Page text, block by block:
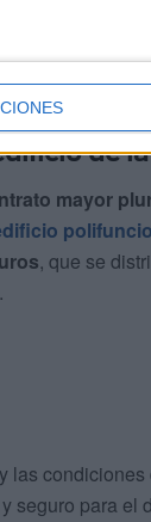
y la igualdad
de
mayor
, que se
las
seguro para el